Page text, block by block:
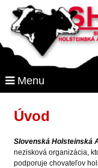
Menu
Úvod
Slovenská Holsteinská
nezisková organizácia,
podporuje chovateľov